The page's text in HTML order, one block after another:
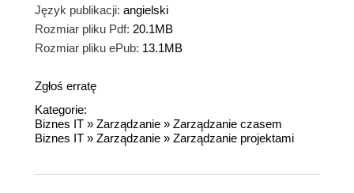
Język publikacji: angielski
Rozmiar pliku Pdf: 20.1MB
Rozmiar pliku ePub: 13.1MB
Zgłoś erratę
Kategorie:
Biznes IT » Zarządzanie » Zarządzanie czasem
Biznes IT » Zarządzanie » Zarządzanie projektami